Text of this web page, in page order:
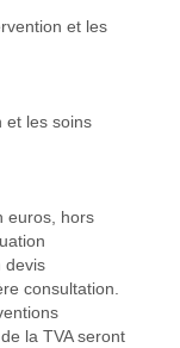
et les
et les soins
euros, hors
devis
consultation.
la TVA seront